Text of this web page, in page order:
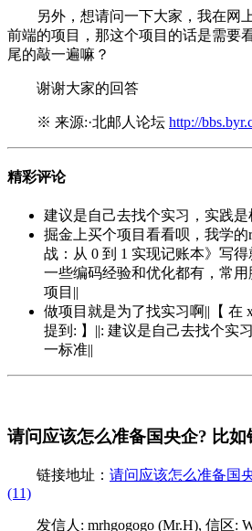
另外，想请问一下大家，我在网
前端的项目，那这个项目的话是需要
尾的敲一遍嘛？
谢谢大家的回答
※ 来源:·北邮人论坛 http://
精彩评论
建议是自己去找个实习，实践
掘金上买个项目看看呗，我学的
战：从 0 到 1 实现记账本》写
一些编码经验和优化都有，常
项目||
做项目就是为了找实习啊||【 在
提到: 】||: 建议是自己去找个实
一标准||
请问应该怎么准备国央企? 比
链接地址： 请问应该怎么准备国
(11)
发信人: mrhgogogo (Mr.H), 信区: